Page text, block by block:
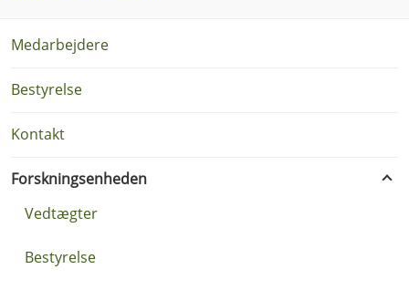
Medarbejdere
Bestyrelse
Kontakt
Forskningsenheden
Vedtægter
Bestyrelse